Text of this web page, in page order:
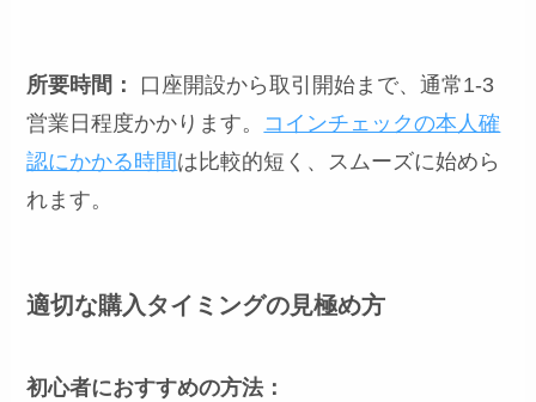
所要時間：
口座開設から取引開始まで、通常1-3
営業日程度かかります。 コインチェックの本人確
認にかかる時間は比較的短く、スムーズに始めら
れます。
適切な購入タイミングの見極め方
初心者におすすめの方法：